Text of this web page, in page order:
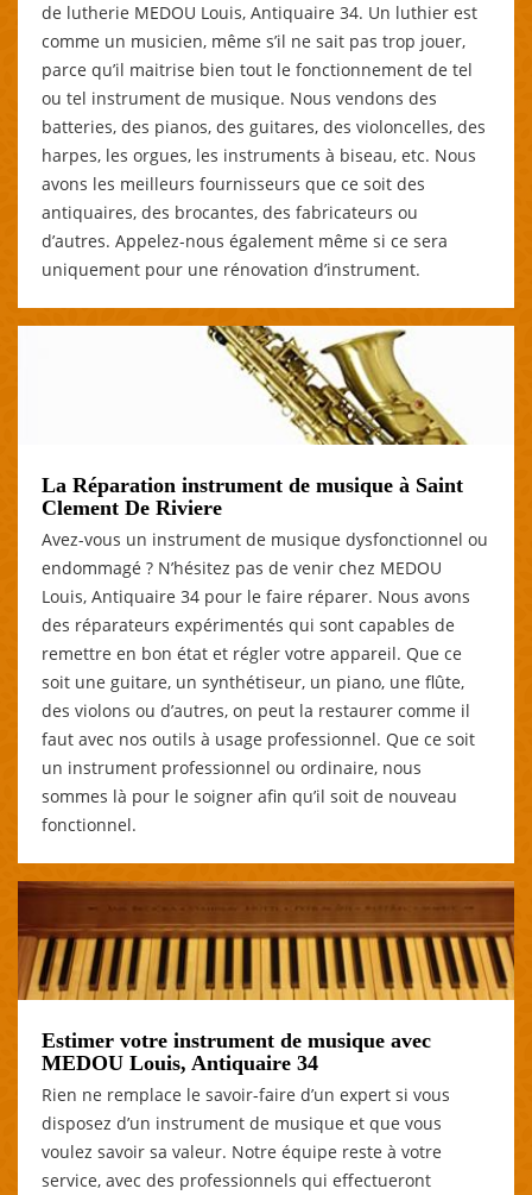
de lutherie MEDOU Louis, Antiquaire 34. Un luthier est
comme un musicien, même s’il ne sait pas trop jouer,
parce qu’il maitrise bien tout le fonctionnement de tel
ou tel instrument de musique. Nous vendons des
batteries, des pianos, des guitares, des violoncelles, des
harpes, les orgues, les instruments à biseau, etc. Nous
avons les meilleurs fournisseurs que ce soit des
antiquaires, des brocantes, des fabricateurs ou
d’autres. Appelez-nous également même si ce sera
uniquement pour une rénovation d’instrument.
La Réparation instrument de musique à Saint
Clement De Riviere
Avez-vous un instrument de musique dysfonctionnel ou
endommagé ? N’hésitez pas de venir chez MEDOU
Louis, Antiquaire 34 pour le faire réparer. Nous avons
des réparateurs expérimentés qui sont capables de
remettre en bon état et régler votre appareil. Que ce
soit une guitare, un synthétiseur, un piano, une flûte,
des violons ou d’autres, on peut la restaurer comme il
faut avec nos outils à usage professionnel. Que ce soit
un instrument professionnel ou ordinaire, nous
sommes là pour le soigner afin qu’il soit de nouveau
fonctionnel.
Estimer votre instrument de musique avec
MEDOU Louis, Antiquaire 34
Rien ne remplace le savoir-faire d’un expert si vous
disposez d’un instrument de musique et que vous
voulez savoir sa valeur. Notre équipe reste à votre
service, avec des professionnels qui effectueront